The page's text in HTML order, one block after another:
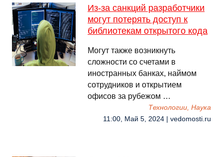
Из-за санкций разработчики
могут потерять доступ к
библиотекам открытого кода
Могут также возникнуть
сложности со счетами в
иностранных банках, наймом
сотрудников и открытием
офисов за рубежом …
Технологии, Наука
11:00, Май 5, 2024 | vedomosti.ru